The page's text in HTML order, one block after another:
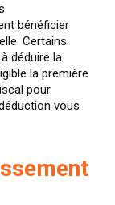
bénéficier
Certains
déduire la
la première
pour
vous